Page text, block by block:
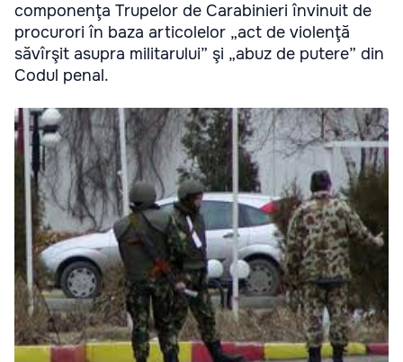
componenţa Trupelor de Carabinieri învinuit de
procurori în baza articolelor „act de violenţă
săvîrşit asupra militarului” şi „abuz de putere” din
Codul penal.